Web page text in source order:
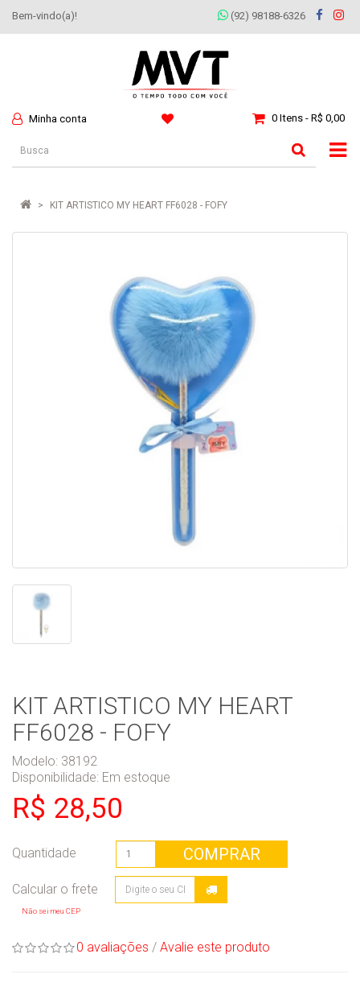
Bem-vindo(a)! (92) 98188-6326
Minha conta 0 Itens - R$ 0,00
KIT ARTISTICO MY HEART FF6028 - FOFY
KIT ARTISTICO MY HEART
FF6028 - FOFY
Modelo: 38192
Disponibilidade: Em estoque
R$ 28,50
Quantidade COMPRAR
Não sei meu CEP
0 avaliações / Avalie este produto